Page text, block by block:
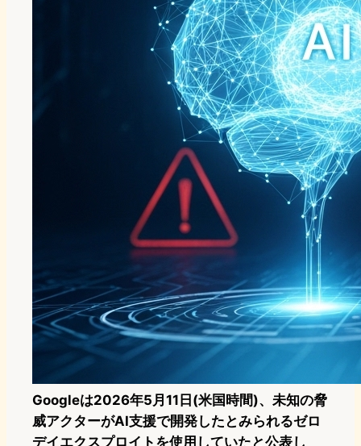
Googleは2026年5月11日(米国時間)、未知の脅
威アクターがAI支援で開発したとみられるゼロ
デイエクスプロイトを使用していたと公表し